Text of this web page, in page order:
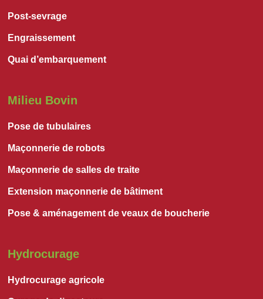
Post-sevrage
Engraissement
Quai d’embarquement
Milieu Bovin
Pose de tubulaires
Maçonnerie de robots
Maçonnerie de salles de traite
Extension maçonnerie de bâtiment
Pose & aménagement de veaux de boucherie
Hydrocurage
Hydrocurage agricole